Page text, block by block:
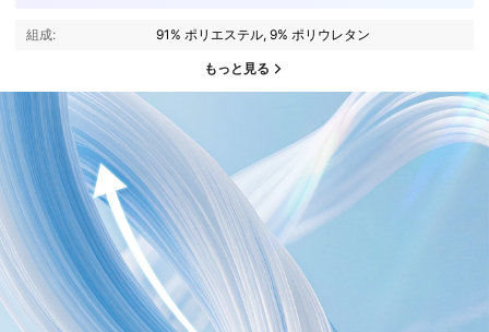
組成: 91% ポリエステル, 9% ポリウレタン
もっと見る